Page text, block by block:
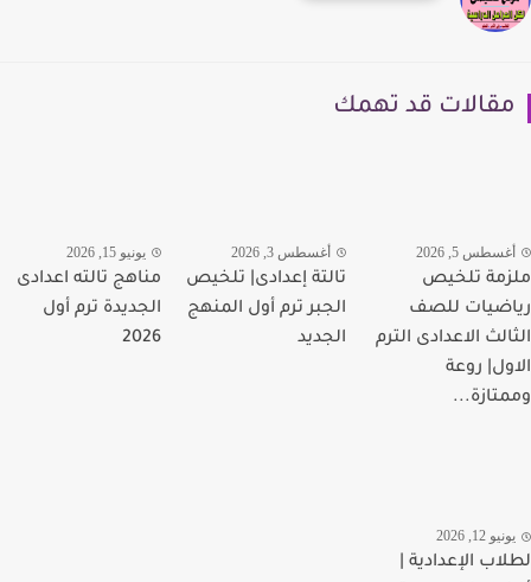
قد تهمك
5, 2026
تلخيص
للصف
الاعدادى الترم
روعة
أغسطس 3, 2026
تالتة إعدادى| تلخيص
الجبر ترم أول المنهج
الجديد
يونيو 15, 2026
مناهج تالته اعدادى
الجديدة ترم أول
2026
12, 2026
الإعدادية |